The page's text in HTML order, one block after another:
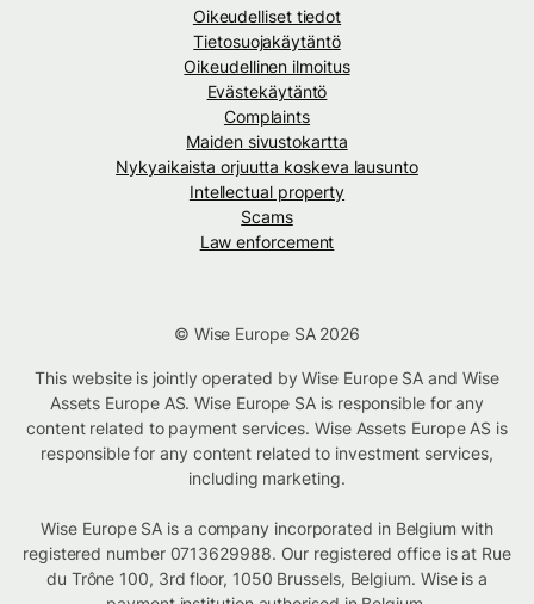
Oikeudelliset tiedot
Tietosuojakäytäntö
Oikeudellinen ilmoitus
Evästekäytäntö
Complaints
Maiden sivustokartta
Nykyaikaista orjuutta koskeva lausunto
Intellectual property
Scams
Law enforcement
© Wise Europe SA 2026
This website is jointly operated by Wise Europe SA and Wise
Assets Europe AS. Wise Europe SA is responsible for any
content related to payment services. Wise Assets Europe AS is
responsible for any content related to investment services,
including marketing.
Wise Europe SA is a company incorporated in Belgium with
registered number 0713629988. Our registered office is at Rue
du Trône 100, 3rd floor, 1050 Brussels, Belgium. Wise is a